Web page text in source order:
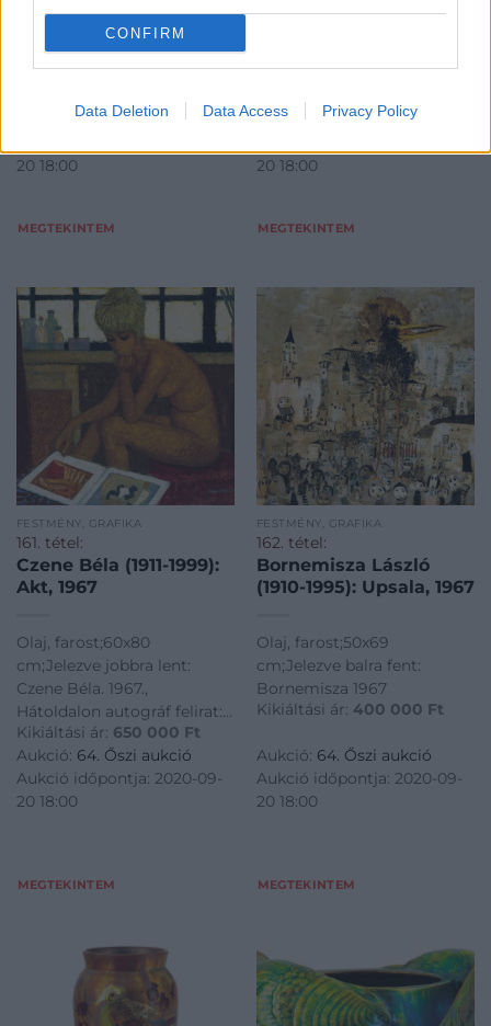
CONFIRM
Data Deletion Data Access Privacy Policy
Olaj, vászon;75x100,5
cm;Jelezve jobbra lent:
Aukció:64. Őszi aukció
20 18:00
MEGTEKINTEM
Aukció:
64. Őszi aukció
20 18:00
MEGTEKINTEM
FESTMÉNY, GRAFIKA
161. tétel:
Czene Béla (1911-1999):
Akt, 1967
Olaj, farost;60x80
cm;Jelezve jobbra lent:
Czene Béla. 1967.,
Hátoldalon autográf felirat:
Czene Béla Akt
Kikiáltási ár: 650 000 Ft
Aukció: 64. Őszi aukció
Aukció időpontja: 2020-09-
20 18:00
MEGTEKINTEM
FESTMÉNY, GRAFIKA
162. tétel:
Bornemisza László
(1910-1995): Upsala, 1967
Olaj, farost;50x69
cm;Jelezve balra fent:
Bornemisza 1967
Kikiáltási ár: 400 000 Ft
Aukció: 64. Őszi aukció
Aukció időpontja: 2020-09-
20 18:00
MEGTEKINTEM